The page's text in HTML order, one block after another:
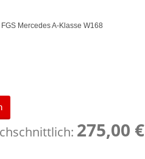
Mercedes A-Klasse W168
275,00 €